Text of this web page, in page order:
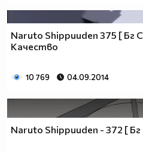
Naruto Shippuuden 375 [ Бг
Качество
10 769 04.09.2014
Naruto Shippuuden - 372 [